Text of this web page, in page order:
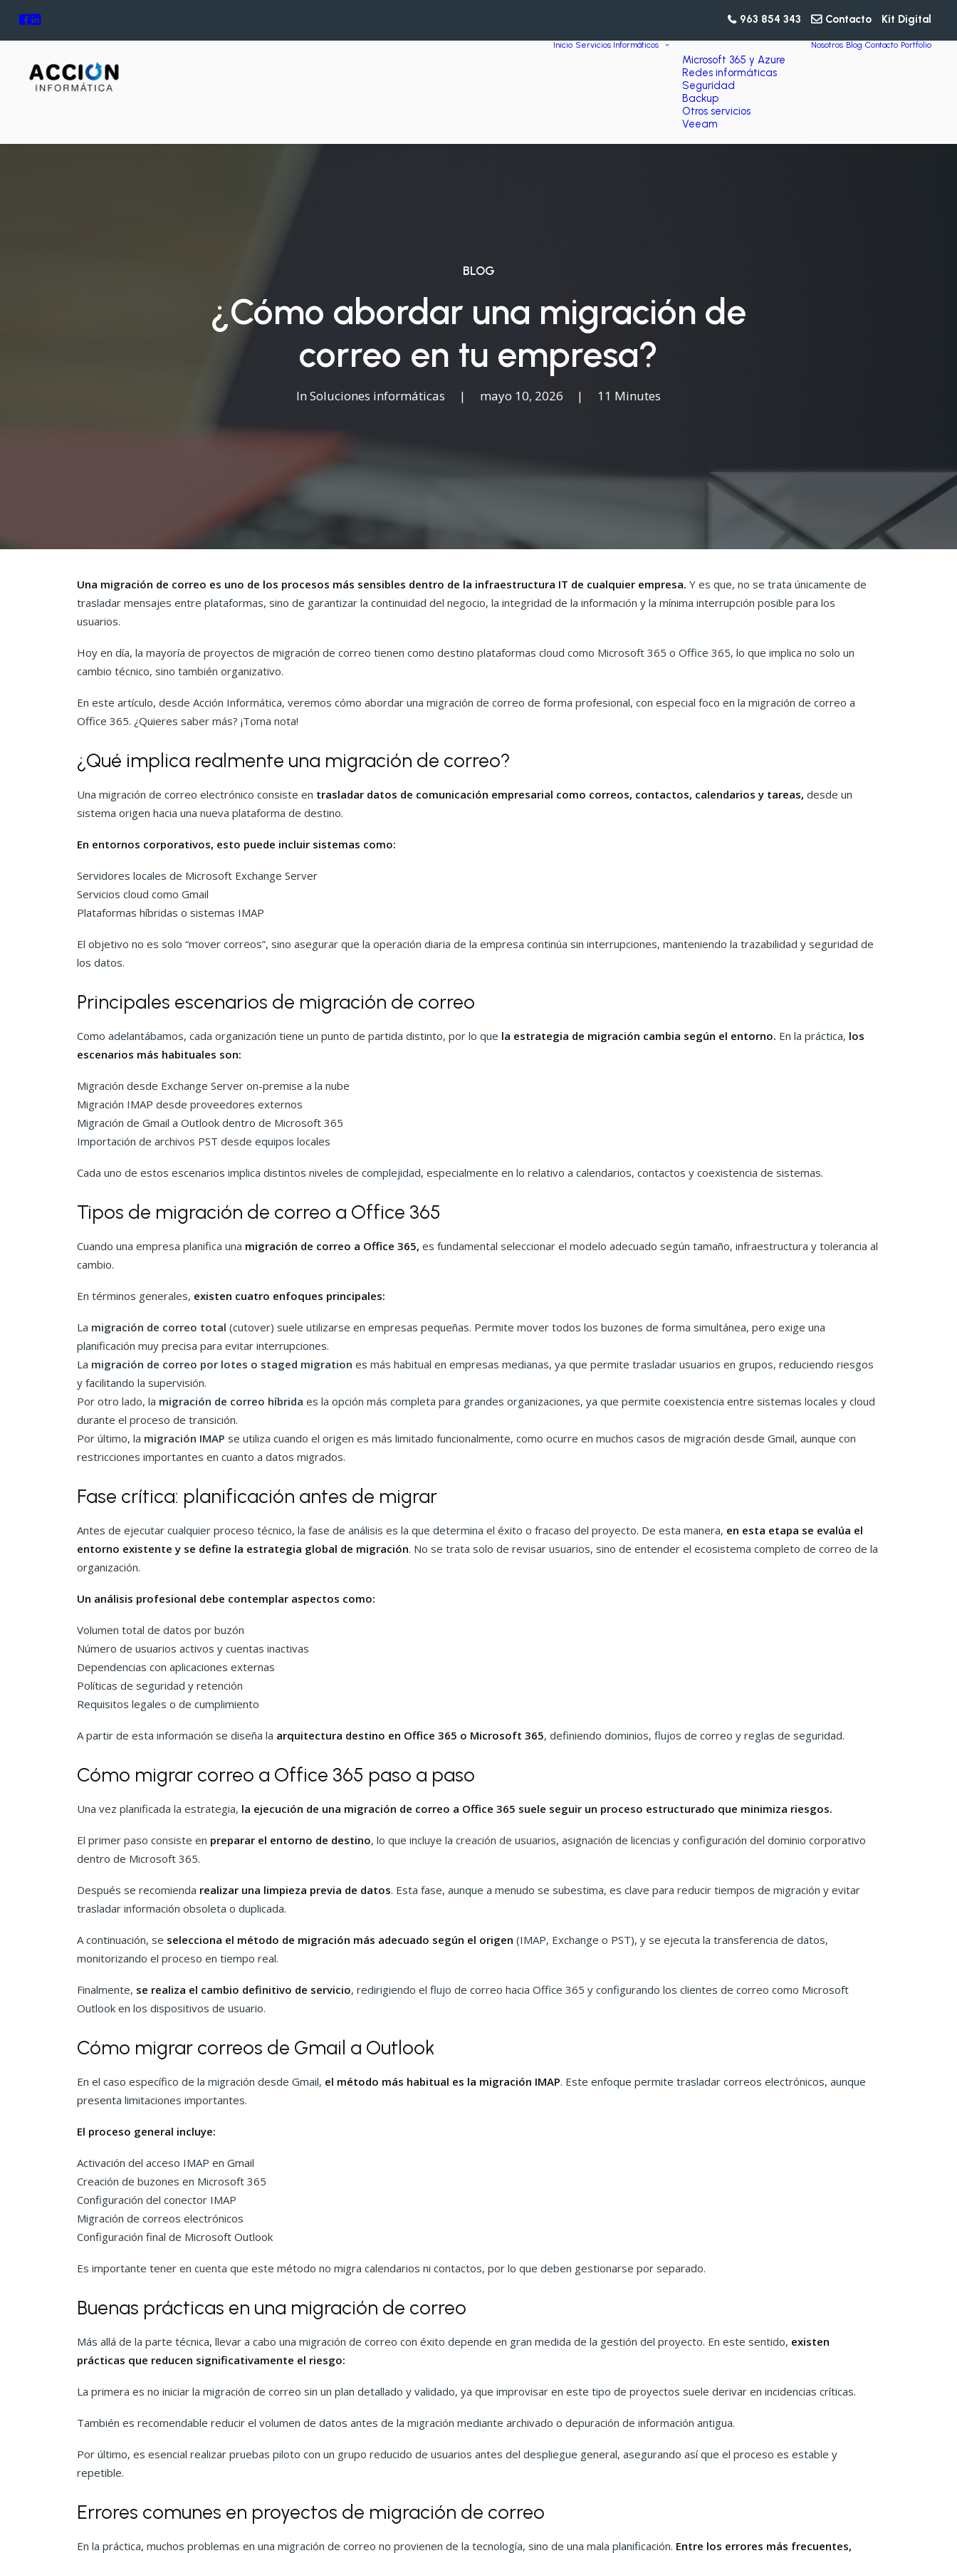
963 854 343 Contacto Kit Digital
Inicio Servicios Informáticos
Microsoft 365 y Azure
Redes informáticas
Seguridad
Backup
Otros servicios
Veeam
Nosotros Blog Contacto Portfolio
BLOG
¿Cómo abordar una migración de
correo en tu empresa?
InSoluciones informáticas | mayo 10, 2026 | 11 Minutes
Una migración de correo es uno de los procesos más sensibles dentro de la infraestructura IT de cualquier empresa. Y es que, no se trata únicamente de
trasladar mensajes entre plataformas, sino de garantizar la continuidad del negocio, la integridad de la información y la mínima interrupción posible para los
usuarios.
Hoy en día, la mayoría de proyectos de migración de correo tienen como destino plataformas cloud como Microsoft 365 o Office 365, lo que implica no solo un
cambio técnico, sino también organizativo.
En este artículo, desde Acción Informática, veremos cómo abordar una migración de correo de forma profesional, con especial foco en la migración de correo a
Office 365. ¿Quieres saber más? ¡Toma nota!
¿Qué implica realmente una migración de correo?
Una migración de correo electrónico consiste en trasladar datos de comunicación empresarial como correos, contactos, calendarios y tareas, desde un
sistema origen hacia una nueva plataforma de destino.
En entornos corporativos, esto puede incluir sistemas como:
Servidores locales de Microsoft Exchange Server
Servicios cloud como Gmail
Plataformas híbridas o sistemas IMAP
El objetivo no es solo “mover correos”, sino asegurar que la operación diaria de la empresa continúa sin interrupciones, manteniendo la trazabilidad y seguridad de
los datos.
Principales escenarios de migración de correo
Como adelantábamos, cada organización tiene un punto de partida distinto, por lo que la estrategia de migración cambia según el entorno. En la práctica, los
escenarios más habituales son:
Migración desde Exchange Server on-premise a la nube
Migración IMAP desde proveedores externos
Migración de Gmail a Outlook dentro de Microsoft 365
Importación de archivos PST desde equipos locales
Cada uno de estos escenarios implica distintos niveles de complejidad, especialmente en lo relativo a calendarios, contactos y coexistencia de sistemas.
Tipos de migración de correo a Office 365
Cuando una empresa planifica una migración de correo a Office 365, es fundamental seleccionar el modelo adecuado según tamaño, infraestructura y tolerancia al
cambio.
En términos generales, existen cuatro enfoques principales:
La migración de correo total (cutover) suele utilizarse en empresas pequeñas. Permite mover todos los buzones de forma simultánea, pero exige una
planificación muy precisa para evitar interrupciones.
La migración de correo por lotes o staged migration es más habitual en empresas medianas, ya que permite trasladar usuarios en grupos, reduciendo riesgos
y facilitando la supervisión.
Por otro lado, la migración de correo híbrida es la opción más completa para grandes organizaciones, ya que permite coexistencia entre sistemas locales y cloud
durante el proceso de transición.
Por último, la migración IMAP se utiliza cuando el origen es más limitado funcionalmente, como ocurre en muchos casos de migración desde Gmail, aunque con
restricciones importantes en cuanto a datos migrados.
Fase crítica: planificación antes de migrar
Antes de ejecutar cualquier proceso técnico, la fase de análisis es la que determina el éxito o fracaso del proyecto. De esta manera, en esta etapa se evalúa el
entorno existente y se define la estrategia global de migración. No se trata solo de revisar usuarios, sino de entender el ecosistema completo de correo de la
organización.
Un análisis profesional debe contemplar aspectos como:
Volumen total de datos por buzón
Número de usuarios activos y cuentas inactivas
Dependencias con aplicaciones externas
Políticas de seguridad y retención
Requisitos legales o de cumplimiento
A partir de esta información se diseña la arquitectura destino en Office 365 o Microsoft 365, definiendo dominios, flujos de correo y reglas de seguridad.
Cómo migrar correo a Office 365 paso a paso
Una vez planificada la estrategia, la ejecución de una migración de correo a Office 365 suele seguir un proceso estructurado que minimiza riesgos.
El primer paso consiste en preparar el entorno de destino, lo que incluye la creación de usuarios, asignación de licencias y configuración del dominio corporativo
dentro de Microsoft 365.
Después se recomienda realizar una limpieza previa de datos. Esta fase, aunque a menudo se subestima, es clave para reducir tiempos de migración y evitar
trasladar información obsoleta o duplicada.
A continuación, se selecciona el método de migración más adecuado según el origen (IMAP, Exchange o PST), y se ejecuta la transferencia de datos,
monitorizando el proceso en tiempo real.
Finalmente, se realiza el cambio definitivo de servicio, redirigiendo el flujo de correo hacia Office 365 y configurando los clientes de correo como Microsoft
Outlook en los dispositivos de usuario.
Cómo migrar correos de Gmail a Outlook
En el caso específico de la migración desde Gmail, el método más habitual es la migración IMAP. Este enfoque permite trasladar correos electrónicos, aunque
presenta limitaciones importantes.
El proceso general incluye:
Activación del acceso IMAP en Gmail
Creación de buzones en Microsoft 365
Configuración del conector IMAP
Migración de correos electrónicos
Configuración final de Microsoft Outlook
Es importante tener en cuenta que este método no migra calendarios ni contactos, por lo que deben gestionarse por separado.
Buenas prácticas en una migración de correo
Más allá de la parte técnica, llevar a cabo una migración de correo con éxito depende en gran medida de la gestión del proyecto. En este sentido, existen
prácticas que reducen significativamente el riesgo:
La primera es no iniciar la migración de correo sin un plan detallado y validado, ya que improvisar en este tipo de proyectos suele derivar en incidencias críticas.
También es recomendable reducir el volumen de datos antes de la migración mediante archivado o depuración de información antigua.
Por último, es esencial realizar pruebas piloto con un grupo reducido de usuarios antes del despliegue general, asegurando así que el proceso es estable y
repetible.
Errores comunes en proyectos de migración de correo
En la práctica, muchos problemas en una migración de correo no provienen de la tecnología, sino de una mala planificación. Entre los errores más frecuentes,